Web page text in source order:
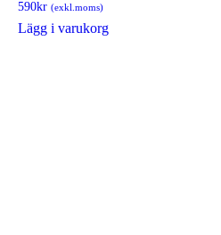
590kr (exkl.moms)
Lägg i varukorg